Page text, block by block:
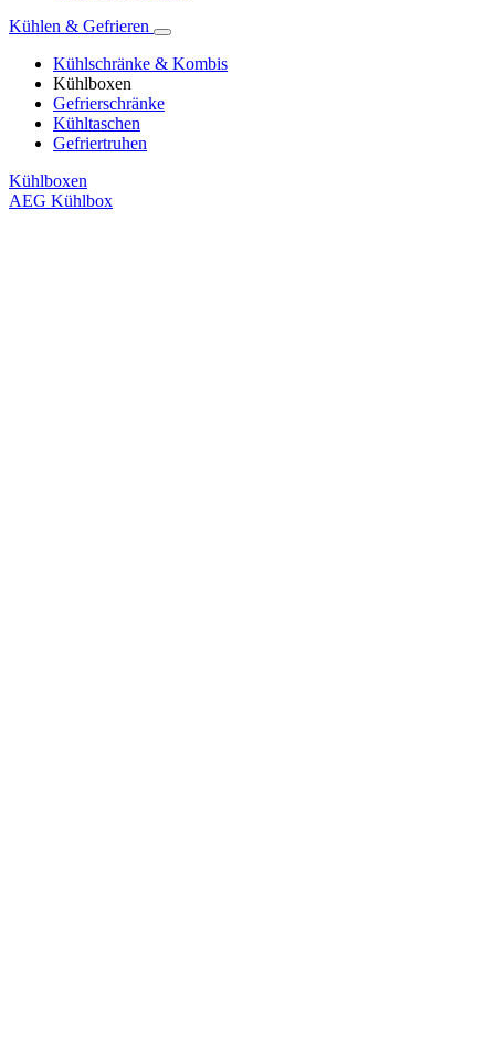
Kühlen & Gefrieren
Kühlschränke & Kombis
Kühlboxen
Gefrierschränke
Kühltaschen
Gefriertruhen
Kühlboxen
AEG Kühlbox